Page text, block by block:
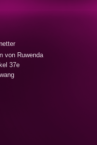
von Ruwenda
37e